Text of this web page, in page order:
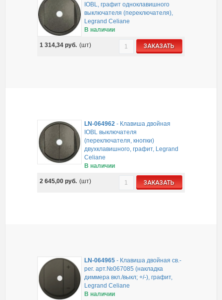
IOBL, графит одноклавишного
выключателя (переключателя),
Legrand Celiane
В наличии
1 314,34руб. (шт) ЗАКАЗАТЬ
LN-064962 - Клавиша двойная
IOBL выключателя
(переключателя, кнопки)
двухклавишного, графит, Legrand
Celiane
В наличии
2 645,00руб. (шт) ЗАКАЗАТЬ
LN-064965 - Клавиша двойная св.-
рег. арт.№067085 (накладка
диммера вкл./выкл; +/-), графит,
Legrand Celiane
В наличии